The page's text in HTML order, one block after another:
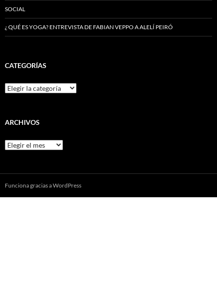
SOCIAL
¿ QUÉ ES YOGA? ENTREVISTA DE FABIAN VEPPO A ALELÍ PEIRÓ
CATEGORÍAS
Categorías
ARCHIVOS
Archivos
Funciona gracias a WordPress